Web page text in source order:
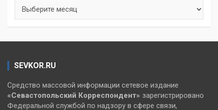
SEVKOR.RU
Средство массовой информации сетевое издание
«Севастопольский Корреспондент» зарегистрировано
Федеральной службой по надзору в сфере связи,